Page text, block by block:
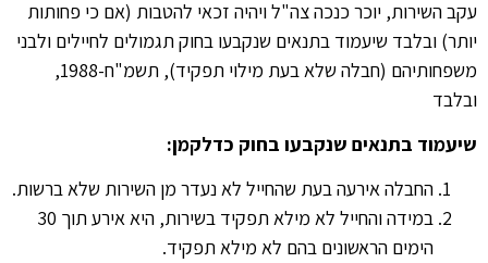
עקב השירות, יוכר כנכה צה"ל ויהיה זכאי להטבות (אם כי פחותות
יותר) ובלבד שיעמוד בתנאים שנקבעו בחוק תגמולים לחיילים ולבני
משפחותיהם (חבלה שלא בעת מילוי תפקיד), תשמ"ח-1988,
ובלבד
שיעמוד בתנאים שנקבעו בחוק כדלקמן:
החבלה אירעה בעת שהחייל לא נעדר מן השירות שלא ברשות.
במידה והחייל לא מילא תפקיד בשירות, היא אירע תוך 30
הימים הראשונים בהם לא מילא תפקיד.